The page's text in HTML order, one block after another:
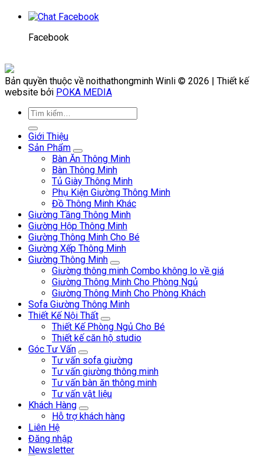
Facebook
Bản quyền thuộc về noithathongminh Winli © 2026 | Thiết kế
website bởi POKA MEDIA
Giới Thiệu
Sản Phẩm
Bàn Ăn Thông Minh
Bàn Thông Minh
Tủ Giày Thông Minh
Phụ Kiện Giường Thông Minh
Đồ Thông Minh Khác
Giường Tầng Thông Minh
Giường Hộp Thông Minh
Giường Thông Minh Cho Bé
Giường Xếp Thông Minh
Giường Thông Minh
Giường thông minh Combo không lo về giá
Giường Thông Minh Cho Phòng Ngủ
Giường Thông Minh Cho Phòng Khách
Sofa Giường Thông Minh
Thiết Kế Nội Thất
Thiết Kế Phòng Ngủ Cho Bé
Thiết kế căn hộ studio
Góc Tư Vấn
Tư vấn sofa giường
Tư vấn giường thông minh
Tư vấn bàn ăn thông minh
Tư vấn vật liệu
Khách Hàng
Hỗ trợ khách hàng
Liên Hệ
Đăng nhập
Newsletter